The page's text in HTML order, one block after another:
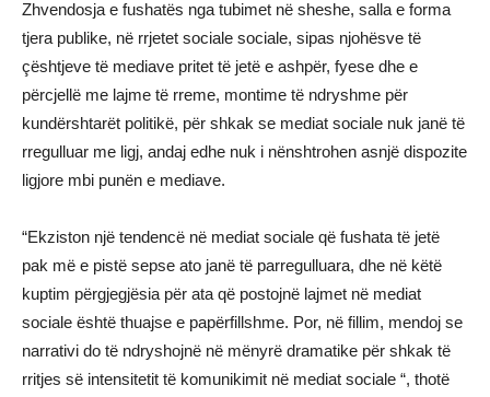
Zhvendosja e fushatës nga tubimet në sheshe, salla e forma
tjera publike, në rrjetet sociale sociale, sipas njohësve të
çështjeve të mediave pritet të jetë e ashpër, fyese dhe e
përcjellë me lajme të rreme, montime të ndryshme për
kundërshtarët politikë, për shkak se mediat sociale nuk janë të
rregulluar me ligj, andaj edhe nuk i nënshtrohen asnjë dispozite
ligjore mbi punën e mediave.
“Ekziston një tendencë në mediat sociale që fushata të jetë
pak më e pistë sepse ato janë të parregulluara, dhe në këtë
kuptim përgjegjësia për ata që postojnë lajmet në mediat
sociale është thuajse e papërfillshme. Por, në fillim, mendoj se
narrativi do të ndryshojnë në mënyrë dramatike për shkak të
rritjes së intensitetit të komunikimit në mediat sociale “, thotë